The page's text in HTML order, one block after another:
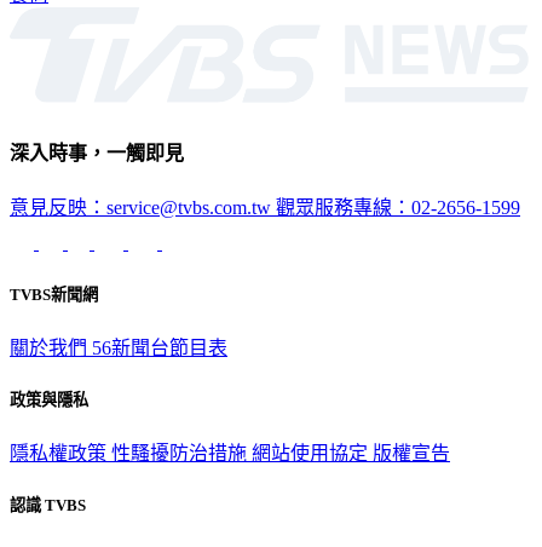
深入時事，一觸即見
意見反映：service@tvbs.com.tw 觀眾服務專線：02-2656-1599
TVBS新聞網
關於我們 56新聞台節目表
政策與隱私
隱私權政策 性騷擾防治措施 網站使用協定 版權宣告
認識 TVBS